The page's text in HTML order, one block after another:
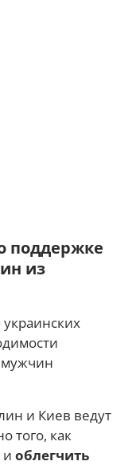
поддержке
из
мужчин
и Киев ведут
того, как
облегчить